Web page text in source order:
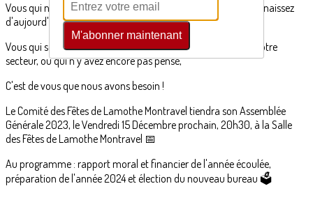
Vous qui nous suivez depuis plusieurs année, ou qui nous connaissez
d'aujourd'hui,
Vous qui souhaitez vous engager dans la vie associative de votre
secteur, ou qui n'y avez encore pas pensé,
C'est de vous que nous avons besoin !
Le Comité des Fêtes de Lamothe Montravel tiendra son Assemblée
Générale 2023, le Vendredi 15 Décembre prochain, 20h30, à la Salle
des Fêtes de Lamothe Montravel 📅
Au programme : rapport moral et financier de l'année écoulée,
préparation de l'année 2024 et élection du nouveau bureau 🗳
M'abonner maintenant